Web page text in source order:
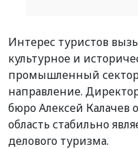
Интерес туристов
культурное и
промышленный
направление.
бюро Алексей Калачев
область стабильно
делового туризма.